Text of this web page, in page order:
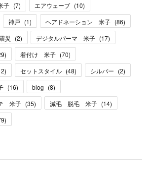
子 (7) エアウェーブ (10)
神戸 (1) ヘアドネーション 米子 (86)
災 (2) デジタルパーマ 米子 (17)
) 着付け 米子 (70)
) セットスタイル (48) シルバー (2)
(16) blog (8)
米子 (35) 減毛 脱毛 米子 (14)
)